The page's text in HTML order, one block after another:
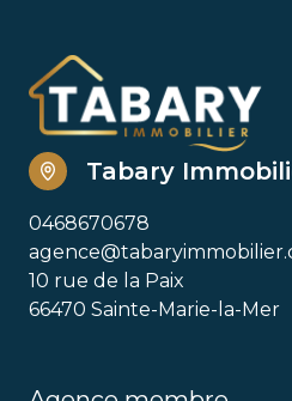
Tabary
0468670678
10 rue de la Paix
66470 Sainte-Marie-la-Mer